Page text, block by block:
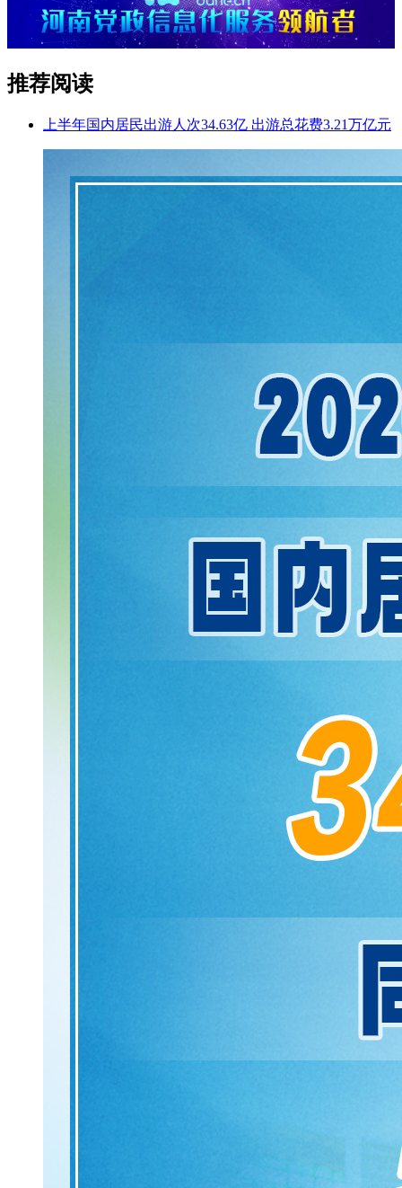
推荐阅读
上半年国内居民出游人次34.63亿 出游总花费3.21万亿元